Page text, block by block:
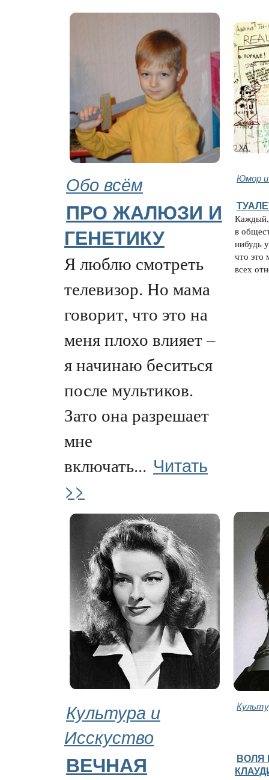
Обо всём Юмор и
ПРО ЖАЛЮЗИ И
ГЕНЕТИКУ
Я люблю смотреть
телевизор. Но мама
говорит, что это на
меня плохо влияет –
я начинаю беситься
после мультиков.
Зато она разрешает
мне
включать... Читать
>>
Каждый,
в
нибудь
что это
всех
Культура и
Исскуство
ВЕЧНАЯ
ВОЛЯ